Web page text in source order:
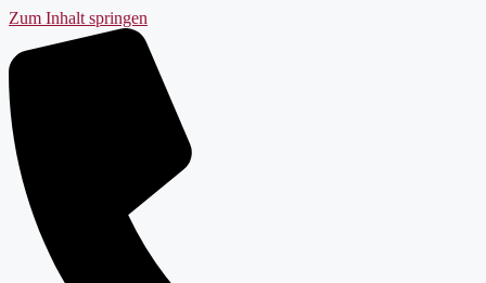
Zum Inhalt springen